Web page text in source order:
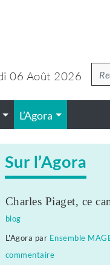
06 Août 2026
L’Agora
Sur l’Agora
Charles Piaget, ce
blog
L'Agora par Ensemble
commentaire